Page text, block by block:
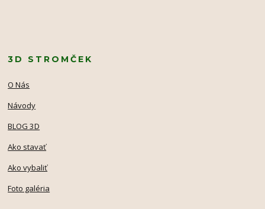
3D STROMČEK
O Nás
Návody
BLOG 3D
Ako stavať
Ako vybaliť
Foto galéria